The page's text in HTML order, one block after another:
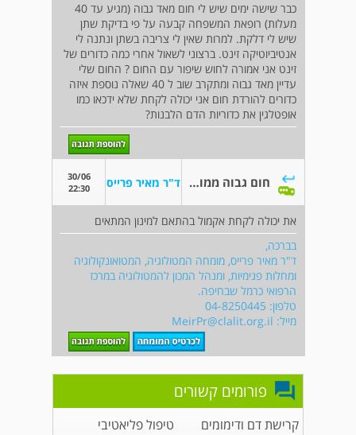
כבר שישה ימים שיש לי חום מאד גבוה (מגיע עד 40
מעלות) רופאת המשפחה קבעה על פי בדיקת שתן
שיש לי דלקת. למרות שאין לי צריבה בשתן ונתנה לי
אנטיביוטיקה זינט. ברצוני לשאול אחרי כמה כדורים של
זינט אני אמורה לחוש שיפור עם החום ? החום שלי
עדיין מאד גבוה ומתקרב שוב ל 40 שאלה נוספת איזה
כדורים להורדת חום אני יכולה לקחת שלא ידכאו כמו
אופטלגין את כדוריות הדם הלבנות?
חום גבוה ממושך ואנטיביוטיקה ד"ר מאיר פרייס
30/06
22:30
את יכולה לקחת אקמול בהתאם למינון המתאים
בברכה,
ד"ר מאיר פרייס, מומחה המטולוגיה, המטואונקולוגיה
ומחלות פנימיות, ומנהל המכון להמטולוגיה במרכז
הרפואי כרמל שבחיפה.
טלפון: 04-8250445
מייל: MeirPr@clalit.org.il
פורומים קשורים
קרישת דם ודימומים
טיפול פליאטיבי